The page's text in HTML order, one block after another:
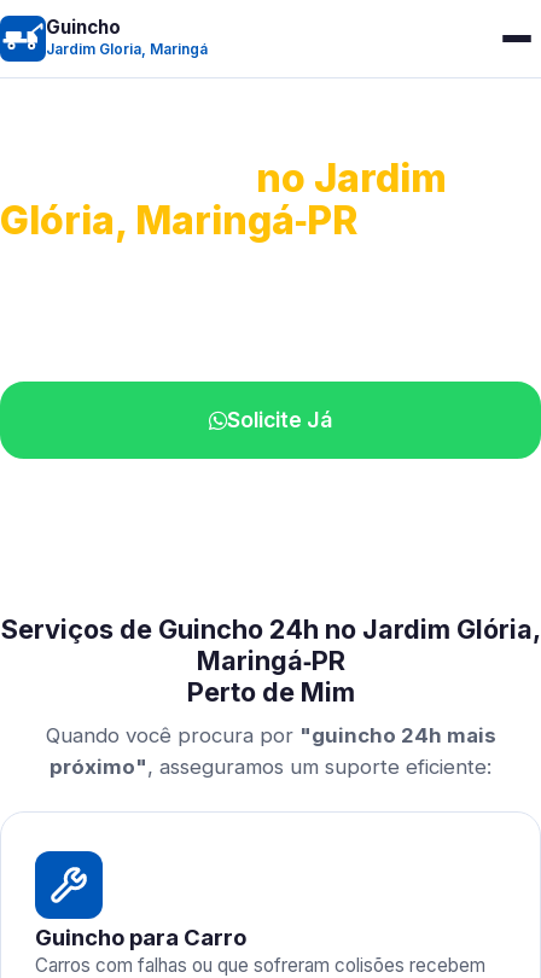
Guincho
Jardim Gloria, Maringá
no Jardim
Glória, Maringá‑PR
Solicite Já
Serviços de Guincho 24h no Jardim Glória,
Maringá‑PR
Perto de Mim
Quando você procura por "guincho 24h mais
próximo", asseguramos um suporte eficiente:
Guincho para Carro
Carros com falhas ou que sofreram colisões recebem